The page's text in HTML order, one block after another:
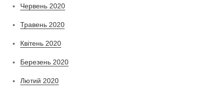
Червень 2020
Травень 2020
Квітень 2020
Березень 2020
Лютий 2020